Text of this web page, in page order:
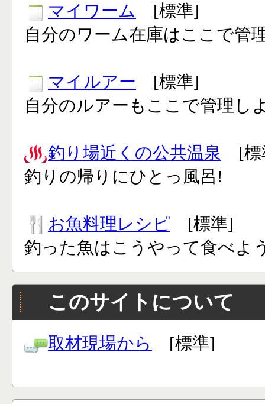
マイワーム
[標準]
自分のワーム在庫はここで管
マイルアー [標準]
自分のルアーもここで管理し
釣り場近くの公共温泉 [標
釣りの帰りにひとっ風呂!
お魚料理レシピ [標準]
釣った魚はこうやって食べよ
このサイトについて
取材現場から [標準]